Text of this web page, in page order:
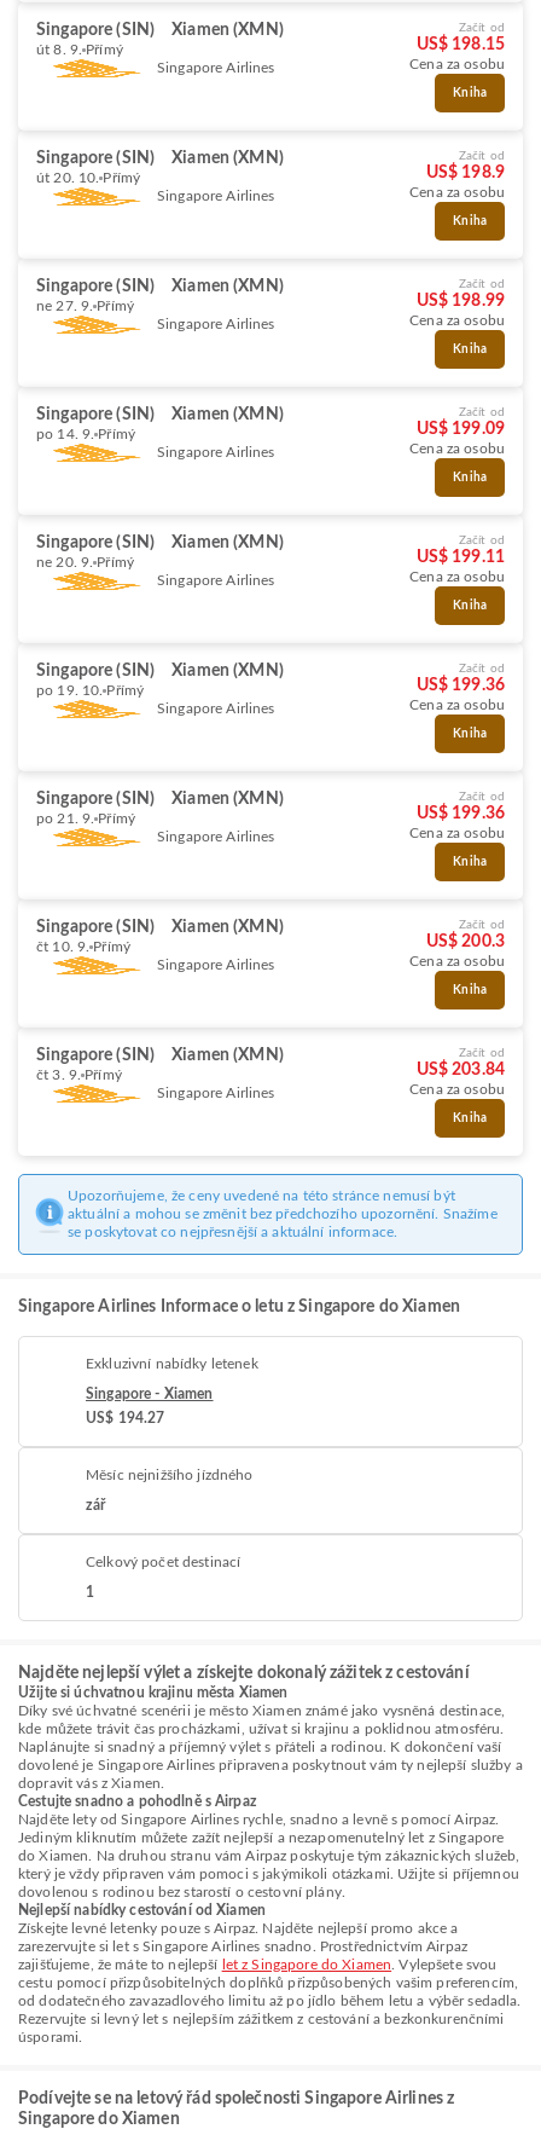
Singapore (SIN) Xiamen (XMN)
út 8. 9. Přímý
Singapore Airlines
Začít od
US$ 198.15
Cena za osobu
Kniha
Singapore (SIN) Xiamen (XMN)
út 20. 10. Přímý
Singapore Airlines
Začít od
US$ 198.9
Cena za osobu
Kniha
Singapore (SIN) Xiamen (XMN)
ne 27. 9. Přímý
Singapore Airlines
Začít od
US$ 198.99
Cena za osobu
Kniha
Singapore (SIN) Xiamen (XMN)
po 14. 9. Přímý
Singapore Airlines
Začít od
US$ 199.09
Cena za osobu
Kniha
Singapore (SIN) Xiamen (XMN)
ne 20. 9. Přímý
Singapore Airlines
Začít od
US$ 199.11
Cena za osobu
Kniha
Singapore (SIN) Xiamen (XMN)
po 19. 10. Přímý
Singapore Airlines
Začít od
US$ 199.36
Cena za osobu
Kniha
Singapore (SIN) Xiamen (XMN)
po 21. 9. Přímý
Singapore Airlines
Začít od
US$ 199.36
Cena za osobu
Kniha
Singapore (SIN) Xiamen (XMN)
čt 10. 9. Přímý
Singapore Airlines
Začít od
US$ 200.3
Cena za osobu
Kniha
Singapore (SIN) Xiamen (XMN)
čt 3. 9. Přímý
Singapore Airlines
Začít od
US$ 203.84
Cena za osobu
Kniha
Upozorňujeme, že ceny uvedené na této stránce nemusí být
aktuální a mohou se změnit bez předchozího upozornění. Snažíme
se poskytovat co nejpřesnější a aktuální informace.
Singapore Airlines Informace o letu z Singapore do Xiamen
Exkluzivní nabídky letenek
Singapore - Xiamen
US$ 194.27
Měsíc nejnižšího jízdného
zář
Celkový počet destinací
1
Najděte nejlepší výlet a získejte dokonalý zážitek z cestování
Užijte si úchvatnou krajinu města Xiamen
Díky své úchvatné scenérii je město Xiamen známé jako vysněná destinace,
kde můžete trávit čas procházkami, užívat si krajinu a poklidnou atmosféru.
Naplánujte si snadný a příjemný výlet s přáteli a rodinou. K dokončení vaší
dovolené je Singapore Airlines připravena poskytnout vám ty nejlepší služby a
dopravit vás z Xiamen.
Cestujte snadno a pohodlně s Airpaz
Najděte lety od Singapore Airlines rychle, snadno a levně s pomocí Airpaz.
Jediným kliknutím můžete zažít nejlepší a nezapomenutelný let z Singapore
do Xiamen. Na druhou stranu vám Airpaz poskytuje tým zákaznických služeb,
který je vždy připraven vám pomoci s jakýmikoli otázkami. Užijte si příjemnou
dovolenou s rodinou bez starostí o cestovní plány.
Nejlepší nabídky cestování od Xiamen
Získejte levné letenky pouze s Airpaz. Najděte nejlepší promo akce a
zarezervujte si let s Singapore Airlines snadno. Prostřednictvím Airpaz
zajišťujeme, že máte to nejlepší let z Singapore do Xiamen . Vylepšete svou
cestu pomocí přizpůsobitelných doplňků přizpůsobených vašim preferencím,
od dodatečného zavazadlového limitu až po jídlo během letu a výběr sedadla.
Rezervujte si levný let s nejlepším zážitkem z cestování a bezkonkurenčními
úsporami.
Podívejte se na letový řád společnosti Singapore Airlines z
Singapore do Xiamen